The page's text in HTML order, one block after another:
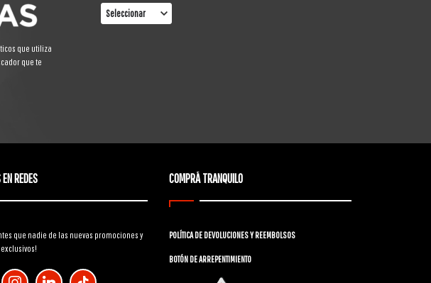
que utiliza
que te
REDES
que nadie de las nuevas promociones y
instagram linkedin tiktok
COMPRÁ TRANQUILO
POLÍTICA DE DEVOLUCIONES Y REEMBOLSOS
BOTÓN DE ARREPENTIMIENTO